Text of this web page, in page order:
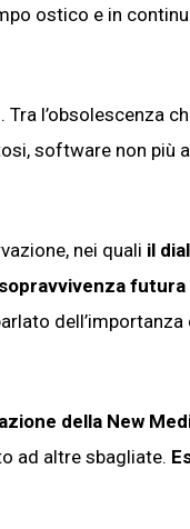
ostico e in
. Tra l’obsolescenza
software non più
nei quali il
futura
della New
ad altre sbagliate.